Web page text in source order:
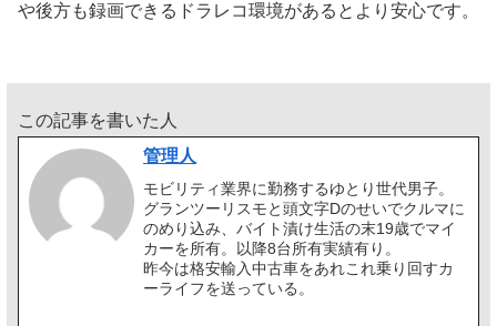
や後方も録画できるドラレコ環境があるとより安心です。
この記事を書いた人
管理人
モビリティ業界に勤務するゆとり世代男子。
グランツーリスモと頭文字Dのせいでクルマに
のめり込み、バイト漬け生活の末19歳でマイ
カーを所有。以降8台所有実績有り。
昨今は格安輸入中古車をあれこれ乗り回すカ
ーライフを送っている。